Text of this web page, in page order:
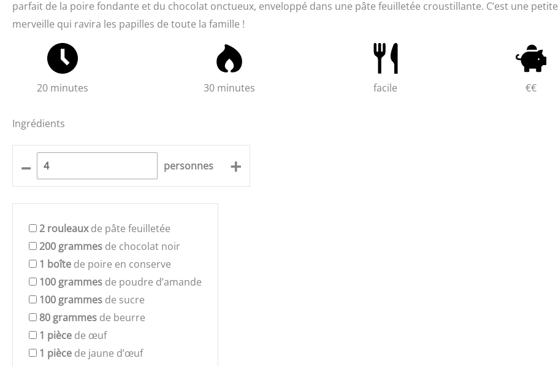
parfait de la poire fondante et du chocolat onctueux, enveloppé dans une pâte feuilletée croustillante. C’est une petite
merveille qui ravira les papilles de toute la famille !
20 minutes 30 minutes facile €€
Ingrédients
– personnes +
2 rouleauxde pâte feuilletée
200 grammes de chocolat noir
1 boîte de poire en conserve
100 grammes de poudre d’amande
100 grammes de sucre
80 grammes de beurre
1 pièce de œuf
1 pièce de jaune d’œuf